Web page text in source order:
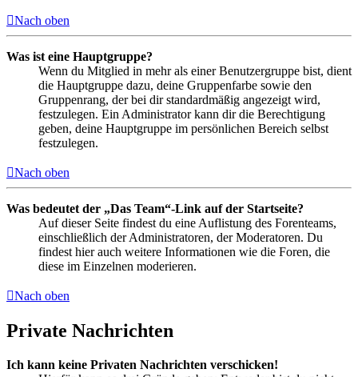
Nach oben
Was ist eine Hauptgruppe?
Wenn du Mitglied in mehr als einer Benutzergruppe bist, dient
die Hauptgruppe dazu, deine Gruppenfarbe sowie den
Gruppenrang, der bei dir standardmäßig angezeigt wird,
festzulegen. Ein Administrator kann dir die Berechtigung
geben, deine Hauptgruppe im persönlichen Bereich selbst
festzulegen.
Nach oben
Was bedeutet der „Das Team“-Link auf der Startseite?
Auf dieser Seite findest du eine Auflistung des Forenteams,
einschließlich der Administratoren, der Moderatoren. Du
findest hier auch weitere Informationen wie die Foren, die
diese im Einzelnen moderieren.
Nach oben
Private Nachrichten
Ich kann keine Privaten Nachrichten verschicken!